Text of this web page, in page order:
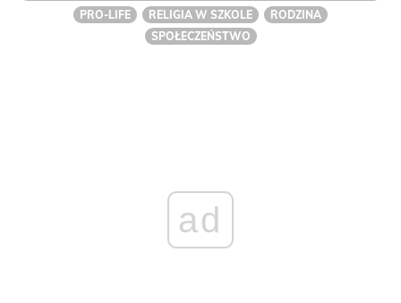
PRO-LIFE
RELIGIA W SZKOLE
RODZINA
SPOŁECZEŃSTWO
ad